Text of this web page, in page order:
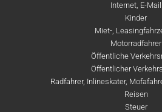
Internet, E-Mail
Kinder
Miet-,
Motorradfahrer
Öffentliche
Öffentlicher
Radfahrer, Inlineskater,
Reisen
Steuer